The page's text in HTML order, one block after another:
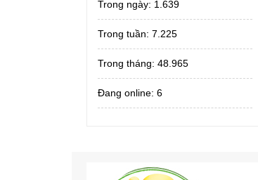
Trong ngày: 1.639
Trong tuần: 7.225
Trong tháng: 48.965
Đang online: 6